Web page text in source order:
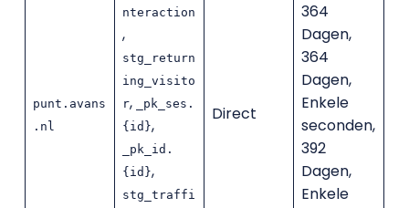
punt.avans
.nl
nteraction
,
stg_return
ing_visito
r,
_pk_ses.
{id},
_pk_id.
{id},
stg_traffi
Direct
364
Dagen,
364
Dagen,
Enkele
seconden,
392
Dagen,
Enkele